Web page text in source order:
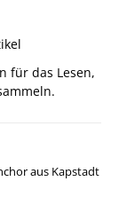
für das Lesen,
aus Kapstadt